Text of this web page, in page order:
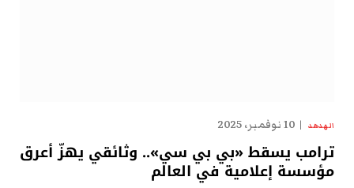
الهدهد 10 نوفمبر، 2025
ترامب يسقط «بي بي سي».. وثائقي يهزّ أعرق
مؤسسة إعلامية في العالم